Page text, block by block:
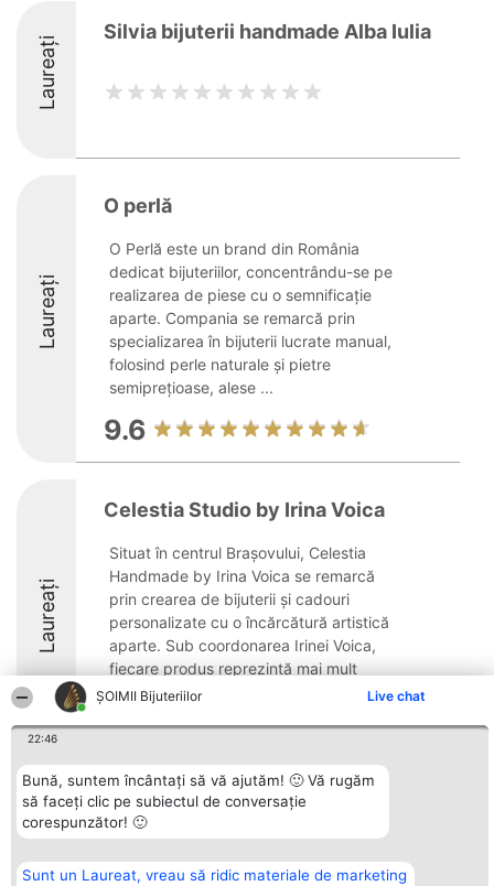
ŞOIMII Bijuteriilor Live chat
22:46
Bună, suntem încântați să vă ajutăm! 🙂 Vă rugăm
să faceți clic pe subiectul de conversație
corespunzător! 🙂
Sunt un Laureat, vreau să ridic materiale de marketing
Laureați
Silvia bijuterii handmade Alba Iulia
Laureați
O perlă
O Perlă este un brand din România
dedicat bijuteriilor, concentrându-se pe
realizarea de piese cu o semnificație
aparte. Compania se remarcă prin
specializarea în bijuterii lucrate manual,
folosind perle naturale și pietre
semiprețioase, alese ...
9.6
Laureați
Celestia Studio by Irina Voica
Situat în centrul Brașovului, Celestia
Handmade by Irina Voica se remarcă
prin crearea de bijuterii și cadouri
personalizate cu o încărcătură artistică
aparte. Sub coordonarea Irinei Voica,
fiecare produs reprezintă mai mult
decât un simplu ...
9.9
Organizator Ranking
BRIGHT SOLUTIONS BR SRL
Aleea Timisul De Sus 2 Bl. A30
Sc. A Et. 4 Ap. 13 Cod 061952
București
Plebiscyt
Lista Tuturor
Laureaților
Reguli